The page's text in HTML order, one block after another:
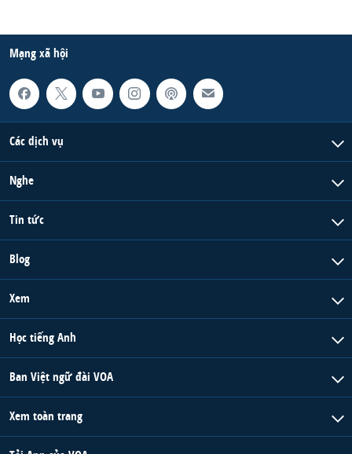
Mạng xã hội
Các dịch vụ
Nghe
Tin tức
Blog
Xem
Học tiếng Anh
Ban Việt ngữ đài VOA
Xem toàn trang